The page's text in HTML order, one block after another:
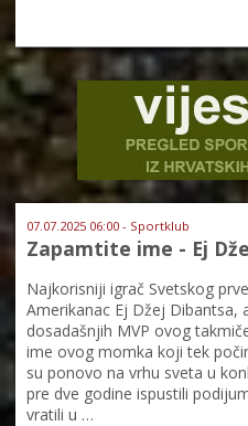
07.07.2025 06:00 - Sportklub
Zapamtite ime - Ej
Najkorisniji igrač Svetskog
Amerikanac Ej Džej Dibantsa,
dosadašnjih MVP ovog
ime ovog momka koji tek
su ponovo na vrhu sveta u
pre dve godine ispustili
vratili u …